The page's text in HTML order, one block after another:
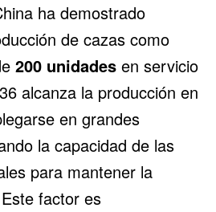
ha demostrado
de cazas como
200 unidades en servicio
alcanza la producción en
en grandes
la capacidad de las
para mantener la
factor es